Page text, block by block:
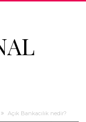
Açık Bankacılık nedir?